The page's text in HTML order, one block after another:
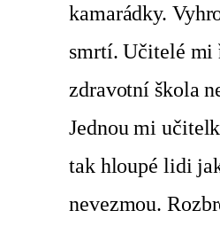
kamarádky.
smrtí. Učitelé mi
zdravotní škola
Jednou mi
tak hloupé lidi
nevezmou.